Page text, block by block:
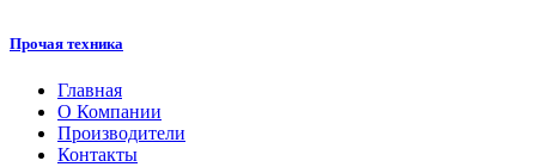
Прочая техника
Главная
О Компании
Производители
Контакты